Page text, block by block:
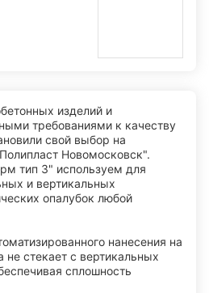
изделий и
требованиями к качеству
свой выбор на
Новомосковск".
тип 3" используем для
и вертикальных
опалубок любой
нанесения на
стекает с вертикальных
сплошность